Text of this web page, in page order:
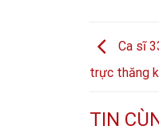
Ca sĩ
trực thăng
TIN